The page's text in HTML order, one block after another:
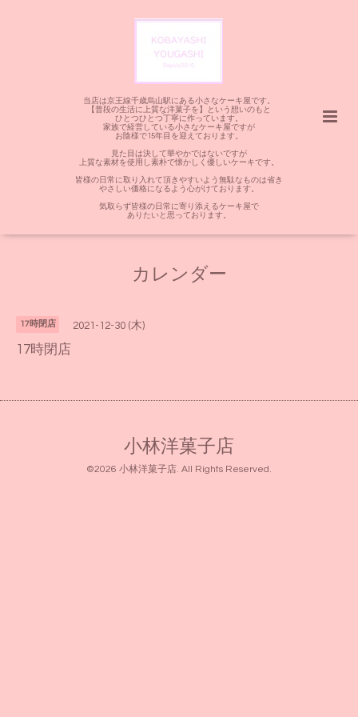
当店は京王線千歳烏山駅にある小さなケーキ屋です。
【普段の生活に上質な洋菓子を】という想いのもと
ひとつひとつ丁寧に作っています。
家族で経営している小さなケーキ屋ですが
お陰様で15年目を迎えております。
見た目は決して華やかではないですが
上質な素材を使用し素朴で懐かしく優しいケーキです。
皆様の日常に取り入れて頂きやすいよう無駄なものは省き
やさしい価格になるよう心がけております。
気取らず皆様の日常に寄り添えるケーキ屋で
ありたいと思っております。
カレンダー
17時閉店 2021-12-30 (木)
17時閉店
小林洋菓子店
©2026 小林洋菓子店. All Rights Reserved.